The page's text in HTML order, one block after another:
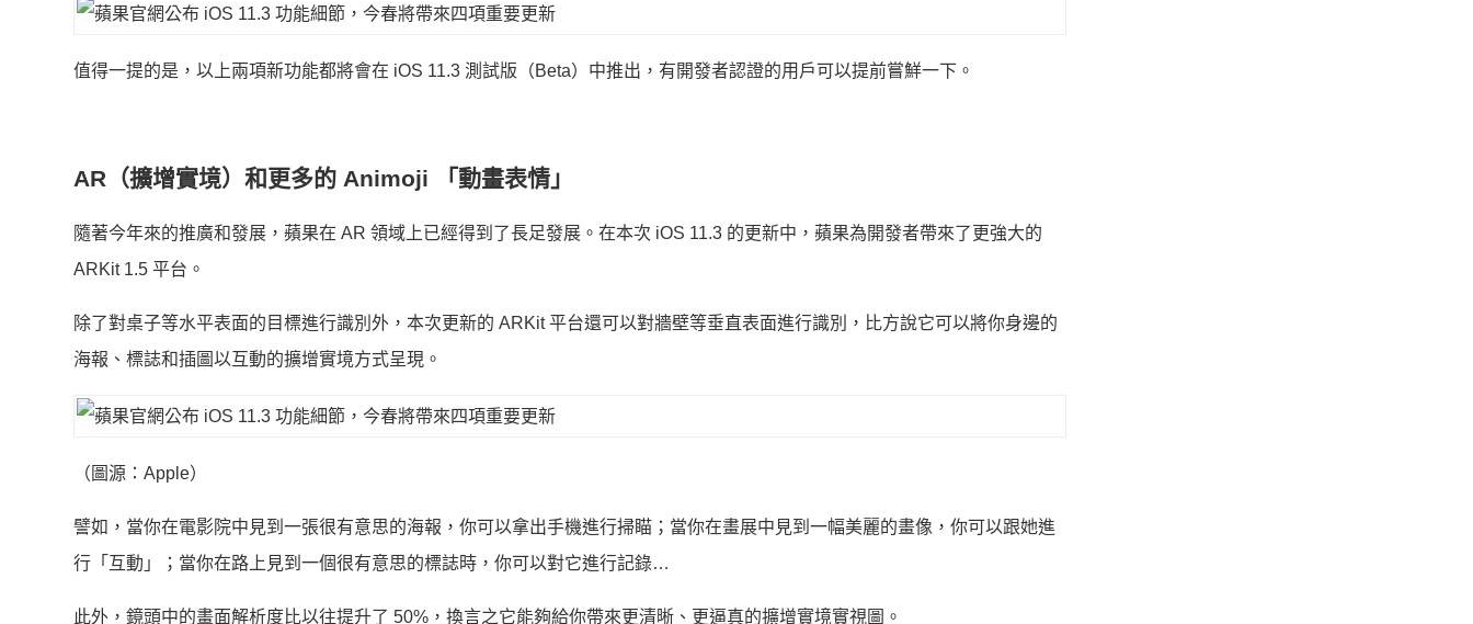
值得一提的是，以上兩項新功能都將會在 iOS 11.3 測試版（Beta）中推出，有開發者認證的用戶可以提前嘗鮮一下。
AR（擴增實境）和更多的 Animoji 「動畫表情」
隨著今年來的推廣和發展，蘋果在 AR 領域上已經得到了長足發展。在本次 iOS 11.3 的更新中，蘋果為開發者帶來了更強大的
ARKit 1.5 平台。
除了對桌子等水平表面的目標進行識別外，本次更新的 ARKit 平台還可以對牆壁等垂直表面進行識別，比方說它可以將你身邊的
海報、標誌和插圖以互動的擴增實境方式呈現。
（圖源：Apple）
譬如，當你在電影院中見到一張很有意思的海報，你可以拿出手機進行掃瞄；當你在畫展中見到一幅美麗的畫像，你可以跟她進
行「互動」；當你在路上見到一個很有意思的標誌時，你可以對它進行記錄…
此外，鏡頭中的畫面解析度比以往提升了 50%，換言之它能夠給你帶來更清晰、更逼真的擴增實境實視圖。